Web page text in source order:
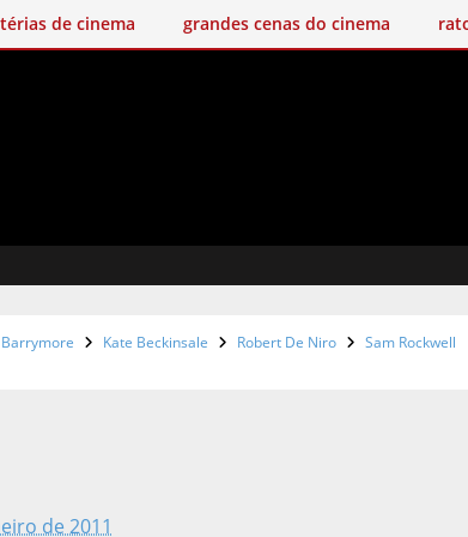
de cinema grandes cenas do cinema
Kate Beckinsale Robert De Niro
Sam Rockwell
de 2011